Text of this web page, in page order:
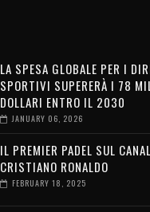
LA SPESA GLOBALE PER I
SPORTIVI SUPERERÀ I 78
DOLLARI ENTRO IL 2030
JANUARY 06, 2026
IL PREMIER PADEL SUL
CRISTIANO RONALDO
FEBRUARY 18, 2025